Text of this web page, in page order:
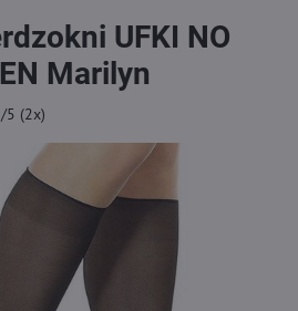
UFKI NO
Marilyn
/5 (2x)